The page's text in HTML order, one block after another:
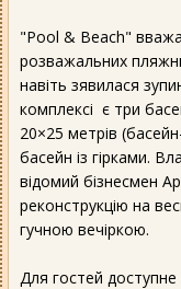
"Pool & Beach"
розважальних
навіть зявилася
комплексі є три
20×25 метрів
басейн із гірками.
відомий бізнесмен
реконструкцію на
гучною вечіркою.
Для гостей